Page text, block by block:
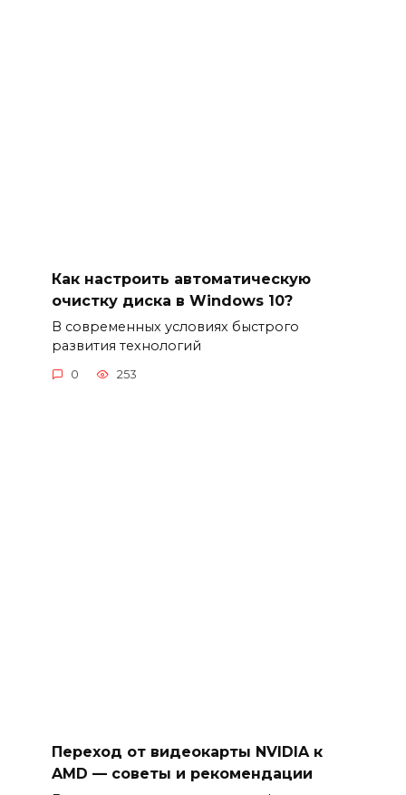
Как настроить автоматическую
очистку диска в Windows 10?
В современных условиях быстрого
развития технологий
0 253
Переход от видеокарты NVIDIA к
AMD — советы и рекомендации